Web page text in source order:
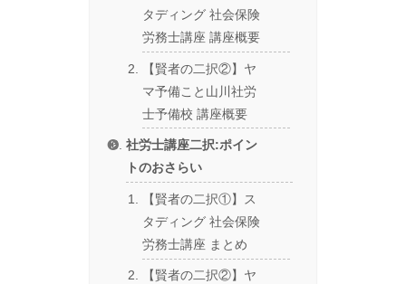
タディング 社会保険
労務士講座 講座概要
【賢者の二択②】ヤ
マ予備こと山川社労
士予備校 講座概要
社労士講座二択:ポイン
トのおさらい
【賢者の二択①】ス
タディング 社会保険
労務士講座 まとめ
【賢者の二択②】ヤ